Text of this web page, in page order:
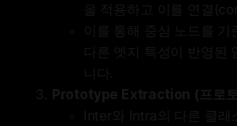
을 적용하고 이를 연결
이를 통해 중심 노드를 기
다른 엣지 특성이 반영된
니다.
Prototype Extraction (프로토
Inter와 Intra의 다른 클래